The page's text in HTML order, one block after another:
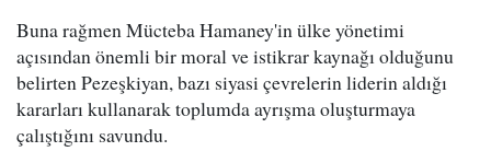
Buna rağmen Mücteba Hamaney'in ülke yönetimi
açısından önemli bir moral ve istikrar kaynağı olduğunu
belirten Pezeşkiyan, bazı siyasi çevrelerin liderin aldığı
kararları kullanarak toplumda ayrışma oluşturmaya
çalıştığını savundu.